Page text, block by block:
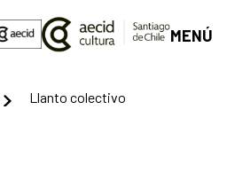
MENÚ
Llanto colectivo